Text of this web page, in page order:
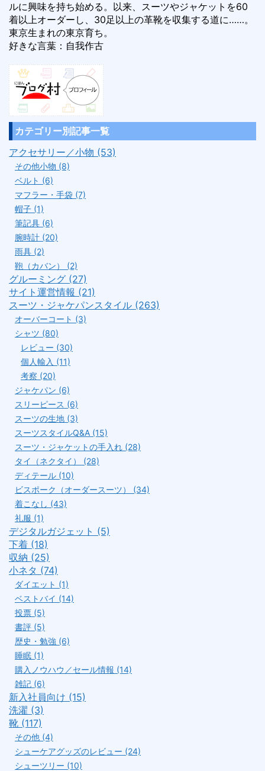
ルに興味を持ち始める。以来、スーツやジャケットを60
着以上オーダーし、30足以上の革靴を収集する道に……。
東京生まれの東京育ち。
好きな言葉：自我作古
カテゴリー別記事一覧
アクセサリー／小物 (53)
その他小物 (8)
ベルト (6)
マフラー・手袋 (7)
帽子 (1)
筆記具 (6)
腕時計 (20)
雨具 (2)
鞄（カバン） (2)
グルーミング (27)
サイト運営情報 (21)
スーツ・ジャケパンスタイル (263)
オーバーコート (3)
シャツ (80)
レビュー (30)
個人輸入 (11)
考察 (20)
ジャケパン (6)
スリーピース (6)
スーツの生地 (3)
スーツスタイルQ&A (15)
スーツ・ジャケットの手入れ (28)
タイ（ネクタイ） (28)
ディテール (10)
ビスポーク（オーダースーツ） (34)
着こなし (43)
礼服 (1)
デジタルガジェット (5)
下着 (18)
収納 (25)
小ネタ (74)
ダイエット (1)
ベストバイ (14)
投票 (5)
書評 (5)
歴史・勉強 (6)
睡眠 (1)
購入ノウハウ／セール情報 (14)
雑記 (6)
新入社員向け (15)
洗濯 (3)
靴 (117)
その他 (4)
シューケアグッズのレビュー (24)
シューツリー (10)